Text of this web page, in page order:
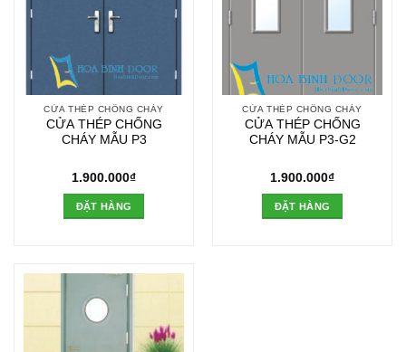
CỬA THÉP CHỐNG CHÁY
CỬA THÉP CHỐNG
CHÁY MẪU P3
1.900.000₫
ĐẶT HÀNG
CỬA THÉP CHỐNG CHÁY
CỬA THÉP CHỐNG
CHÁY MẪU P3-G2
1.900.000₫
ĐẶT HÀNG